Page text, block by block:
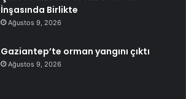
İnşasında Birlikte
Ağustos 9, 2026
Gaziantep’te orman yangını çıktı
Ağustos 9, 2026